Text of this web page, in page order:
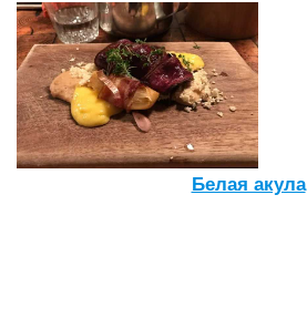
Белая акула